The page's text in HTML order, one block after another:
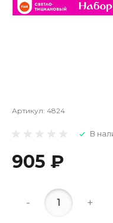
Артикул: 4824
В
905 ₽
- +